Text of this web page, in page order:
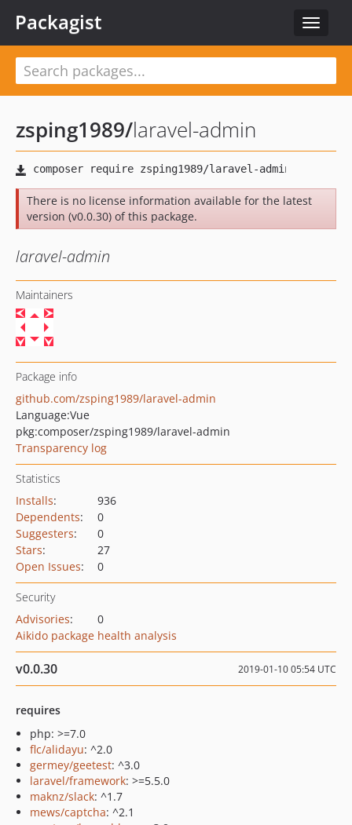
Toggle
Packagist
zsping1989/laravel-admin
There is no license information available for the latest
version (v0.0.30) of this package.
laravel-admin
Maintainers
Package info
github.com/zsping1989/laravel-admin
Language:Vue
pkg:composer/zsping1989/laravel-admin
Transparency log
Statistics
Installs:
936
Dependents:
0
Suggesters:
0
Stars:
27
Open Issues: 0
Security
Advisories:
0
Aikido package health analysis
v0.0.30 2019-01-10 05:54 UTC
requires
php: >=7.0
flc/alidayu: ^2.0
germey/geetest: ^3.0
laravel/framework: >=5.5.0
maknz/slack: ^1.7
mews/captcha: ^2.1